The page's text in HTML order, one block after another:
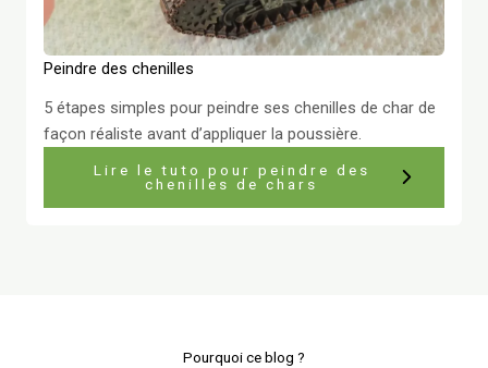
Peindre des chenilles
5 étapes simples pour peindre ses chenilles de char de
façon réaliste avant d’appliquer la poussière.
Lire le tuto pour peindre des
chenilles de chars
Pourquoi ce blog ?